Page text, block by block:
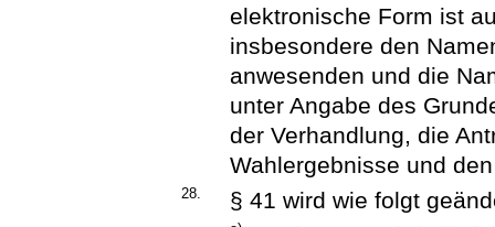
elektronische Form ist
insbesondere den
anwesenden und die
unter Angabe des
der Verhandlung, die
Wahlergebnisse und
28. § 41 wird wie folgt